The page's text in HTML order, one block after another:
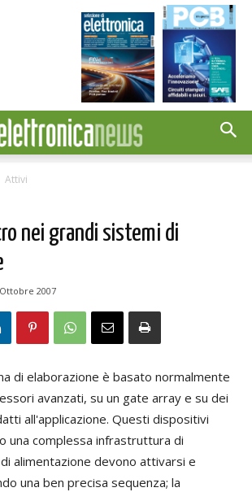
Attivi
nei grandi sistemi di
2007
di elaborazione è basato normalmente
avanzati, su un gate array e su dei
all'applicazione. Questi dispositivi
una complessa infrastruttura di
alimentazione devono attivarsi e
una ben precisa sequenza; la